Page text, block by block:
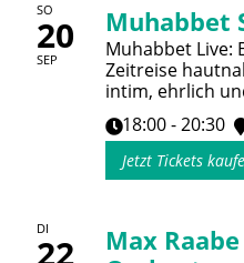
SO
20
SEP
Muhabbet
Muhabbet Live:
Zeitreise
intim, ehrlich
18:00 - 20:30
Jetzt Tickets
DI
22
Max